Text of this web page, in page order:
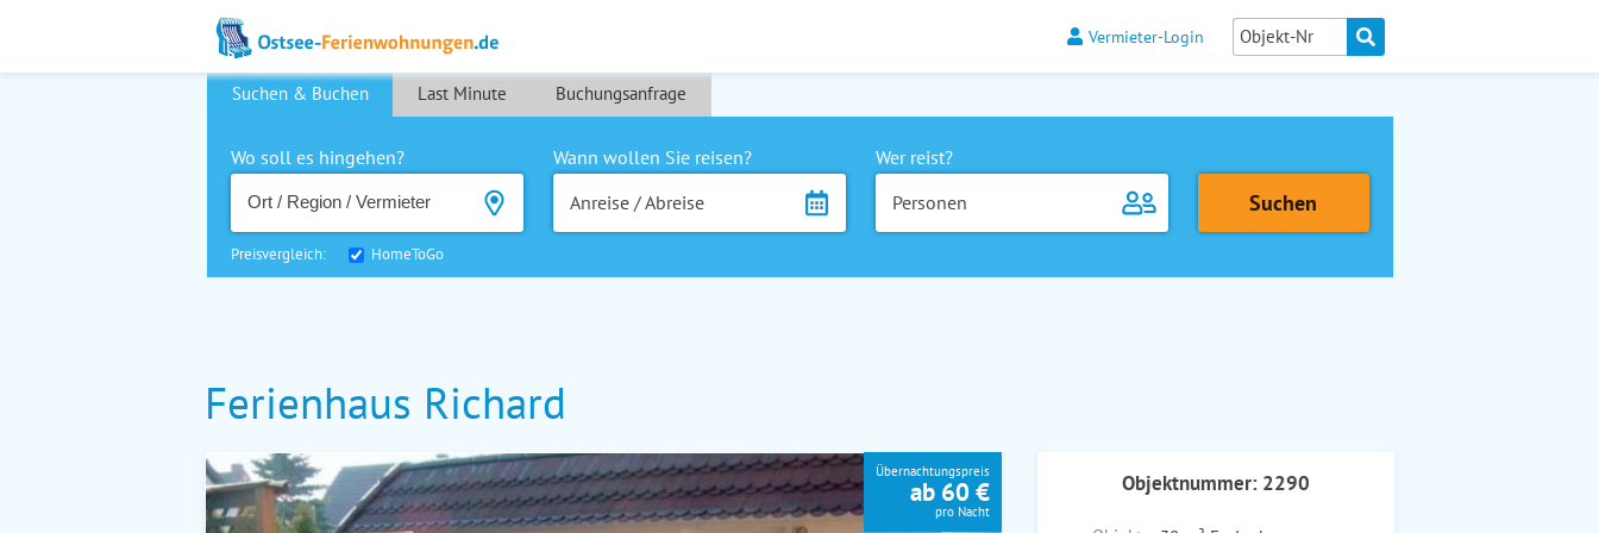
Vermieter-Login
Suchen & Buchen Last Minute Buchungsanfrage
Wo soll es hingehen?
Wann wollen Sie reisen?
Anreise / Abreise
Wer reist?
Personen
Preisvergleich: HomeToGo
Ferienhaus Richard
Übernachtungspreis
ab 60 €
pro Nacht
Objektnummer: 2290